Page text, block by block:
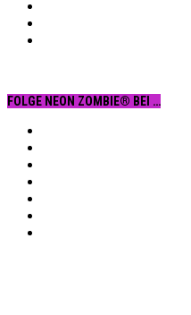
FOLGE NEON ZOMBIE® BEI …